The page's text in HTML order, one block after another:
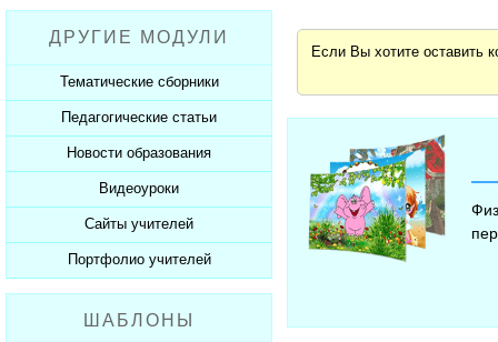
Пожарная безопасность
СанПиНы
Должностные обязанности
Планы, справки, протоколы
Презентации к Дню матери
Презентации к Новому году
Презентации к 23 февраля
Презентации к 8 марта
Презентации к Дню Победы
350 лет Петру I
Разработки учащихся
Софт для учителя
ДРУГИЕ МОДУЛИ
Тематические сборники
Сборники презентаций
Педагогические статьи
Каталог статей
Добавить статью
Новости образования
Новости образования
Видеоуроки
Видеоуроки ЕГЭ и ОГЭ
Сайты учителей
Каталог сайтов
Добавить сайт
Портфолио учителей
Каталог портфолио
Добавить портфолио
ШАБЛОНЫ
Если Вы хотите оставить